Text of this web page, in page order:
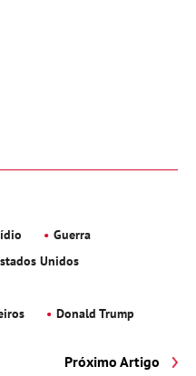
Guerra
Unidos
Donald Trump
Próximo Artigo